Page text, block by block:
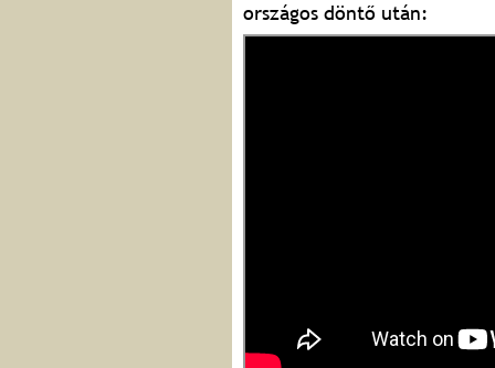
országos döntő után: